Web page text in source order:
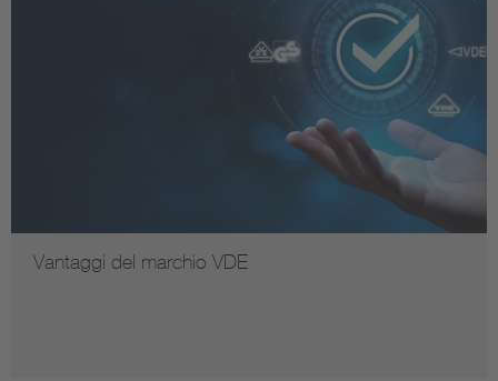
Vantaggi del marchio VDE